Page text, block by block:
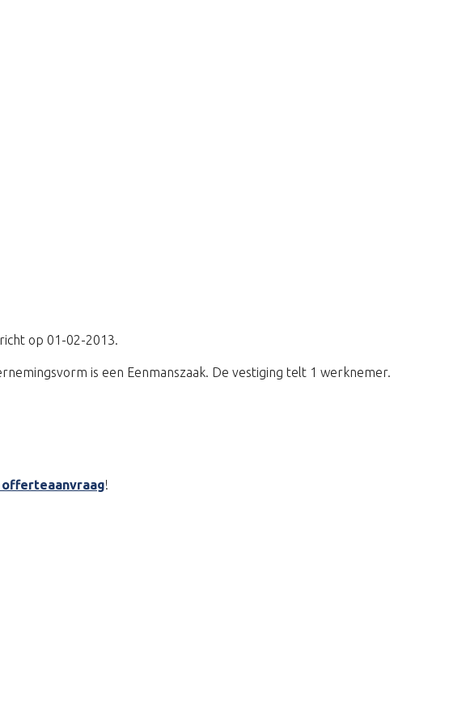
op 01-02-2013.
is een Eenmanszaak. De vestiging telt 1 werknemer.
!